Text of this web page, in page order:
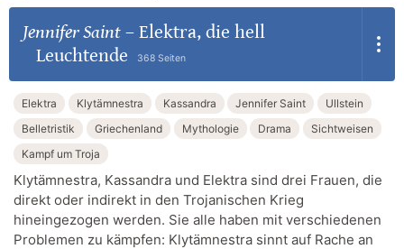
Jennifer Saint– Elektra, die hell
Leuchtende
368 Seiten
Elektra Klytämnestra Kassandra Jennifer Saint
Ullstein
Belletristik
Griechenland Mythologie Drama
Sichtweisen
Kampf um Troja
Klytämnestra, Kassandra und Elektra sind drei Frauen, die
direkt oder indirekt in den Trojanischen Krieg
hineingezogen werden. Sie alle haben mit verschiedenen
Problemen zu kämpfen: Klytämnestra sinnt auf Rache an